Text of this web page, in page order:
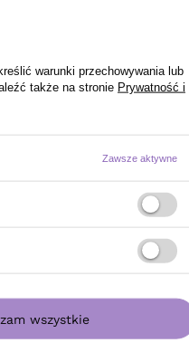
(18,00 zł / 100ml)
punktów
warunki przechowywania lub
także na stronie Prywatność i
Zawsze aktywne
wszystkie